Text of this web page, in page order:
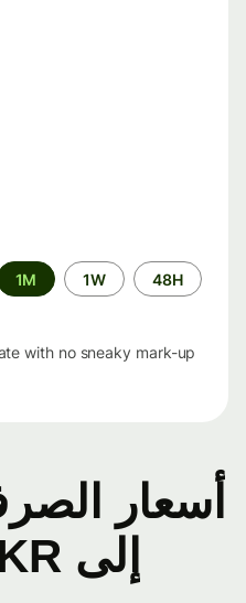
الفترة
الزمنية
48H
1W
1M
with no sneaky mark-up
إلى PKR اليوم